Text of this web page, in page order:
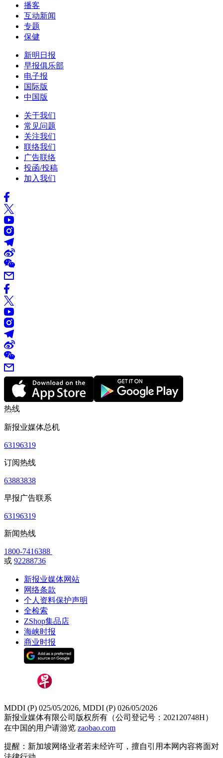
播客
互动新闻
专题
保健
新明日报
早报俱乐部
电子报
国际版
中国版
关于我们
常见问题
关注我们
联络我们
广告联络
投函/投稿
加入我们
热线
新报业媒体总机
63196319
订阅热线
63883838
早报广告联系
63196319
新闻热线
1800-7416388
或 92288736
新报业媒体网站
网络条款
个人资料保护声明
全检索
ZShop集品店
海峡时报
商业时报
MDDI (P) 025/05/2026, MDDI (P) 026/05/2026
新报业媒体有限公司版权所有（公司登记号：202120748H）
在中国的用户请游览 zaobao.com
提醒：新加坡网络业者若未经许可，擅自引用本网内容将面对